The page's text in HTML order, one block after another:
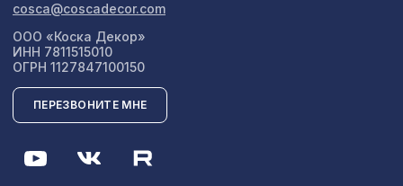
cosca@coscadecor.com
ООО «Коска Декор»
ИНН 7811515010
ОГРН 1127847100150
ПЕРЕЗВОНИТЕ МНЕ